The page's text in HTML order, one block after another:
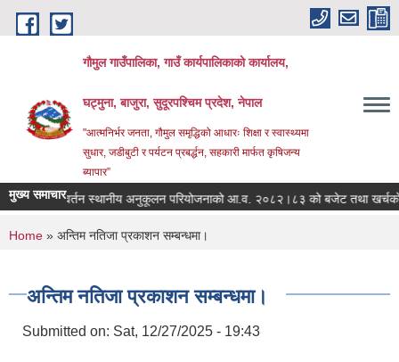
Skip to main content
गौमुल गाउँपालिका, गाउँ कार्यपालिकाको कार्यालय,
घट्मुना, बाजुरा, सुदूरपश्चिम प्रदेश, नेपाल
"आत्मनिर्भर जनता, गौमुल समृद्धिको आधारः शिक्षा र स्वास्थ्यमा
सुधार, जडीबुटी र पर्यटन प्रबर्द्धन, सहकारी मार्फत कृषिजन्य
ब्यापार”
मुख्य समाचार
जलवायु परिवर्तन स्थानीय अनुकूलन परियोजनाको आ.व. २०८२।८३ को बजेट तथा खर्चको
You are here
Home » अन्तिम नतिजा प्रकाशन सम्बन्धमा।
अन्तिम नतिजा प्रकाशन सम्बन्धमा।
Submitted on: Sat, 12/27/2025 - 19:43